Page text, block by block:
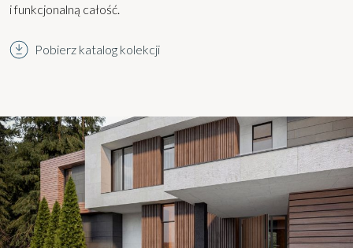
i funkcjonalną całość.
Pobierz katalog kolekcji